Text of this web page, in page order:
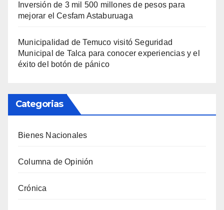
Inversión de 3 mil 500 millones de pesos para
mejorar el Cesfam Astaburuaga
Municipalidad de Temuco visitó Seguridad
Municipal de Talca para conocer experiencias y el
éxito del botón de pánico
Categorias
Bienes Nacionales
Columna de Opinión
Crónica